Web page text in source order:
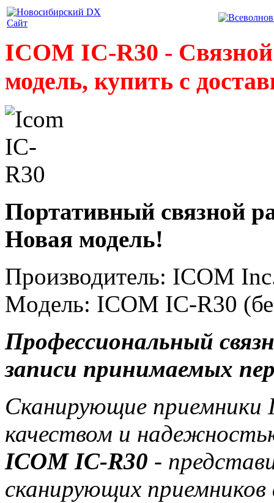
ICOM IC-R30 -
модель, купить с
Портативный связной
Новая модель!
Производитель: ICOM
Moдель: ICOM IC-R30
Профессиональный
записи принимаемых
Сканирующие
качеством и
ICOM IC-R30 -
сканирующих